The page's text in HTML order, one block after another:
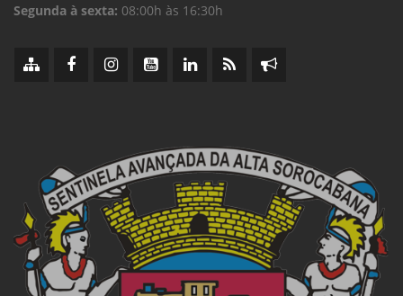
Segunda à sexta: 08:00h às 16:30h